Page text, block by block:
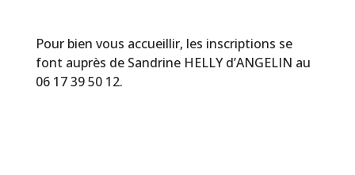
Pour bien vous accueillir, les inscriptions se
font auprès de Sandrine HELLY d’ANGELIN au
06 17 39 50 12.